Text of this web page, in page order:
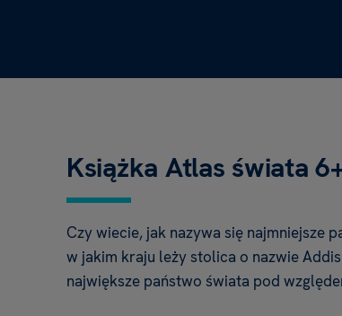
Książka Atlas świata
Czy wiecie, jak nazywa się najmniejsze
w jakim kraju leży stolica o nazwie
największe państwo świata pod